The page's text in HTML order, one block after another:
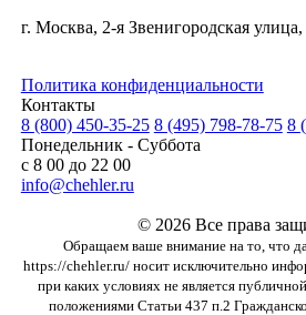
г. Москва, 2-я Звенигородская улица,
Политика конфиденциальности
Контакты
8 (800) 450-35-25 8 (495) 798-78-75 8
Понедельник - Суббота
с 8 00 до 22 00
info@chehler.ru
© 2026 Все права
Обращаем ваше внимание на то, что
https://chehler.ru/ носит исключительно
при каких условиях не является
положениями Статьи 437 п.2